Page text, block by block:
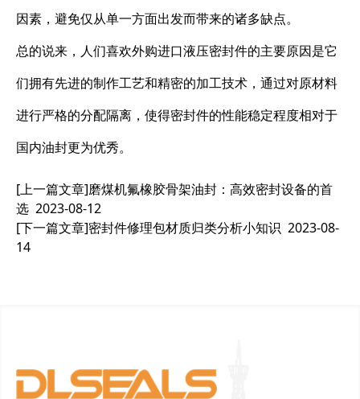
因素，避免仅从单一方面出发而带来的诸多缺点。
总的说来，人们喜欢外购进口液压密封件的主要原因是它
们拥有先进的制作工艺和精密的加工技术，通过对原材料
进行严格的分配隔离，使得密封件的性能稳定程度相对于
国内油封更为优秀。
[上一篇文章]磨煤机氟橡胶骨架油封：高效密封设备的首
选 2023-08-12
[下一篇文章]密封件修理包材质归类分析小知识 2023-08-
14